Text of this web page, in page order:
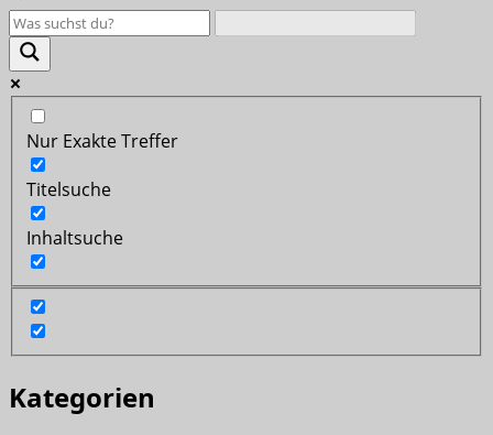
Nur Exakte Treffer
Titelsuche
Inhaltsuche
Kategorien